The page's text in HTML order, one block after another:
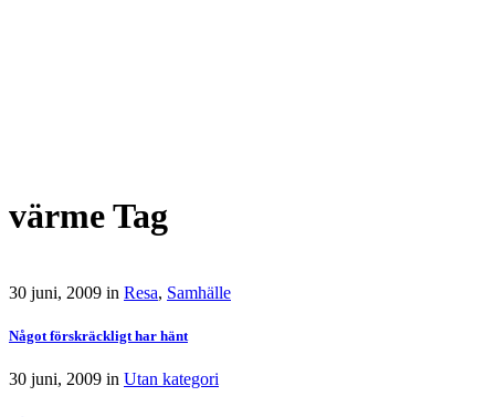
värme Tag
30 juni, 2009 in Resa, Samhälle
Något förskräckligt har hänt
30 juni, 2009 in Utan kategori